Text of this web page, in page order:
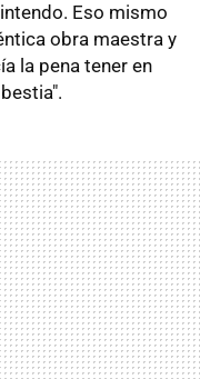
Eso mismo
obra maestra y
la pena tener en